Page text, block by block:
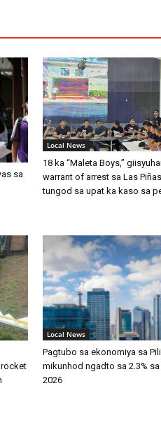
sa
Local News
18 ka “Maleta Boys,”
warrant of arrest sa Las Piñas
tungod sa upat ka kaso sa
Local News
Pagtubo sa ekonomiya sa
mikunhod ngadto sa 2.3% sa
2026